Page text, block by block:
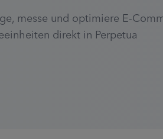
messe und optimiere E-
direkt in Perpetua